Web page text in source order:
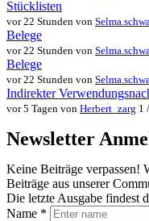
Stücklisten
vor 22 Stunden von
Belege
vor 22 Stunden von
Belege
vor 22 Stunden von
Indirekter
vor 5 Tagen von Herbert_zarg 1
Newsletter
Keine Beiträge verpassen!
Beiträge aus unserer
Die letzte Ausgabe findest
Name *